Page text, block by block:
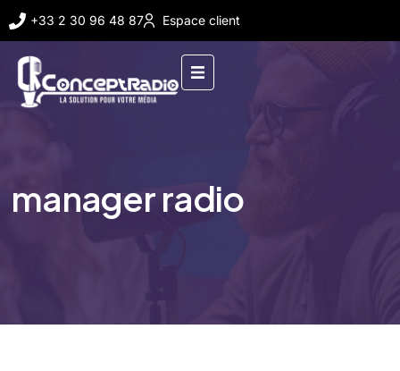
+33 2 30 96 48 87 Espace client
manager radio